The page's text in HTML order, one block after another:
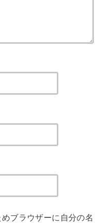
ブラウザーに自分の名